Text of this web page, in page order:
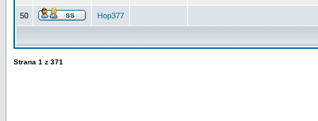
50 Hop377
Strana 1 z 371